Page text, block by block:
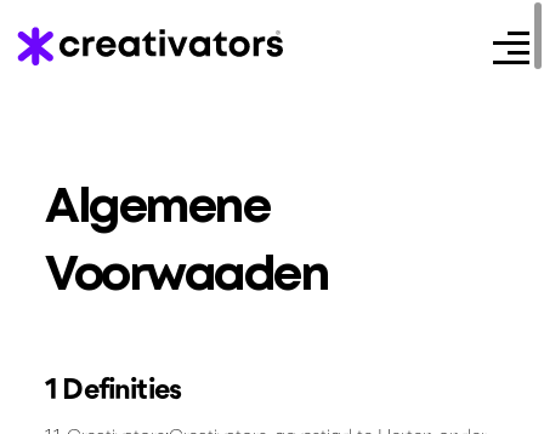
Algemene
Voorwaaden
1 Definities